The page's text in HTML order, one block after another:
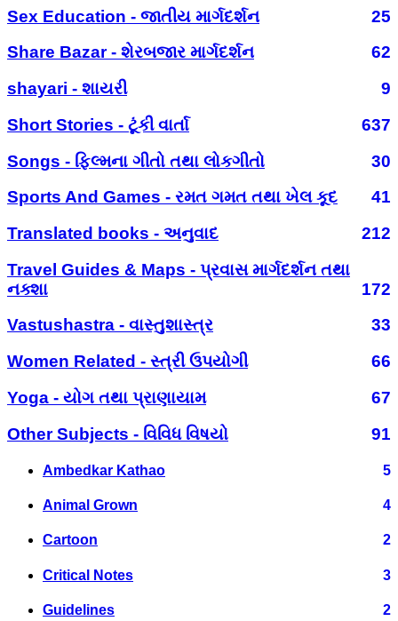
Sex Education - જાતીય માર્ગદર્શન
25
Share Bazar - શેરબજાર માર્ગદર્શન
62
shayari - શાયરી
9
Short Stories - ટૂંકી વાર્તા
637
Songs - ફિલ્મના ગીતો તથા લોકગીતો
30
Sports And Games - રમત ગમત તથા ખેલ કૂદ
41
Translated books - અનુવાદ
212
Travel Guides & Maps - પ્રવાસ માર્ગદર્શન તથા
નક્શા
172
Vastushastra - વાસ્તુશાસ્ત્ર
33
Women Related - સ્ત્રી ઉપયોગી
66
Yoga - યોગ તથા પ્રાણાયામ
67
Other Subjects - વિવિધ વિષયો
91
Ambedkar Kathao 5
Animal Grown 4
Cartoon 2
Critical Notes 3
Guidelines 2